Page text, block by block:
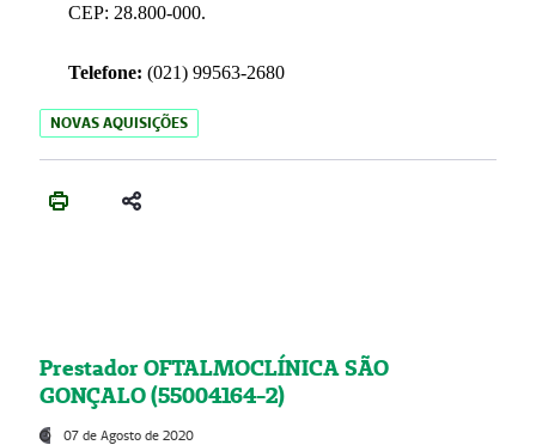
CEP: 28.800-000.
Telefone: (021) 99563-2680
NOVAS AQUISIÇÕES
Prestador OFTALMOCLÍNICA SÃO
GONÇALO (55004164-2)
07 de Agosto de 2020